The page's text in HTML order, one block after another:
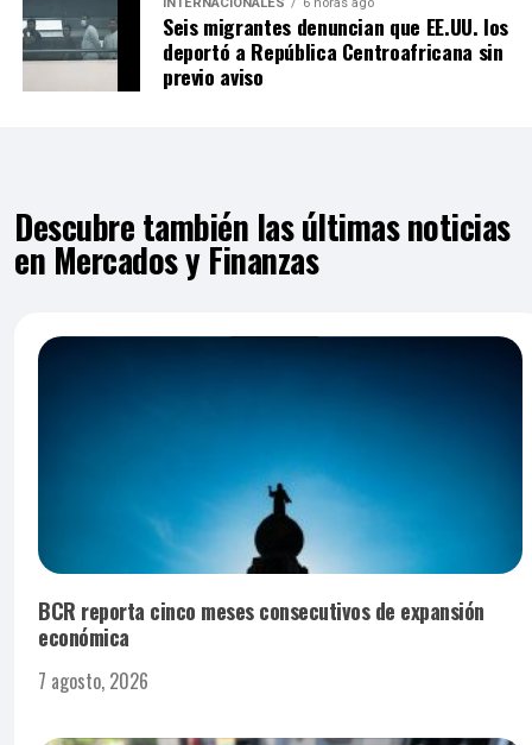
Seis migrantes denuncian que EE.UU. los
deportó a República Centroafricana sin
previo aviso
Descubre también las últimas noticias
en Mercados y Finanzas
BCR reporta cinco meses consecutivos de expansión
económica
7 agosto, 2026